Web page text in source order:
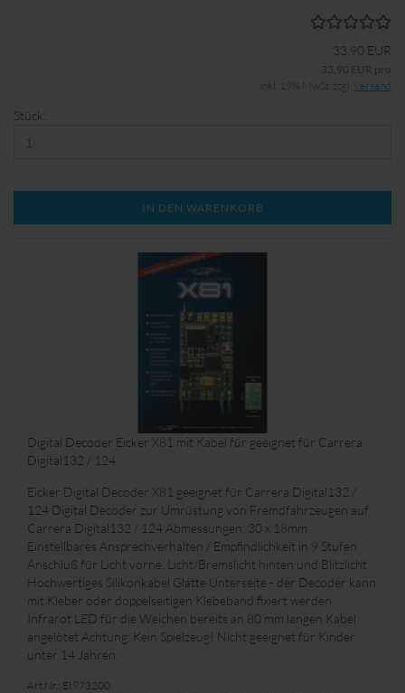
33,90 EUR
33,90 EUR pro
inkl. 19% MwSt. zzgl. Versand
Stück:
IN DEN WARENKORB
Digital Decoder Eicker X81 mit Kabel für geeignet für Carrera
Digital132 / 124
Eicker Digital Decoder X81 geeignet für Carrera Digital132 /
124 Digital Decoder zur Umrüstung von Fremdfahrzeugen auf
Carrera Digital132 / 124 Abmessungen: 30 x 18mm
Einstellbares Ansprechverhalten / Empfindlichkeit in 9 Stufen
Anschluß für Licht vorne, Licht/Bremslicht hinten und Blitzlicht
Hochwertiges Silikonkabel Glatte Unterseite - der Decoder kann
mit Kleber oder doppelseitigen Klebeband fixiert werden
Infrarot LED für die Weichen bereits an 80 mm langen Kabel
angelötet Achtung: Kein Spielzeug! Nicht geeignet für Kinder
unter 14 Jahren.
Art.Nr.: EI973200